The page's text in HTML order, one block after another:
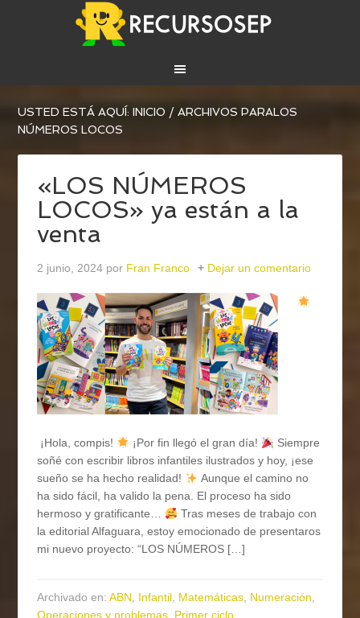
USTED ESTÁ AQUÍ:INICIO / ARCHIVOS PARALOS
NÚMEROS LOCOS
«LOS NÚMEROS
LOCOS» ya están a la
venta
2 junio, 2024 por Fran Franco Dejar un comentario
¡Hola, compis! ¡Por fin llegó el gran día!
Siempre
soñé con escribir libros infantiles ilustrados y hoy, ¡ese
sueño se ha hecho realidad!
Aunque el camino no
ha sido fácil, ha valido la pena. El proceso ha sido
hermoso y gratificante…
Tras meses de trabajo con
la editorial Alfaguara, estoy emocionado de presentaros
mi nuevo proyecto: “LOS NÚMEROS […]
Archivado en:ABN, Infantil, Matemáticas, Numeración,
Operaciones y problemas, Primer ciclo